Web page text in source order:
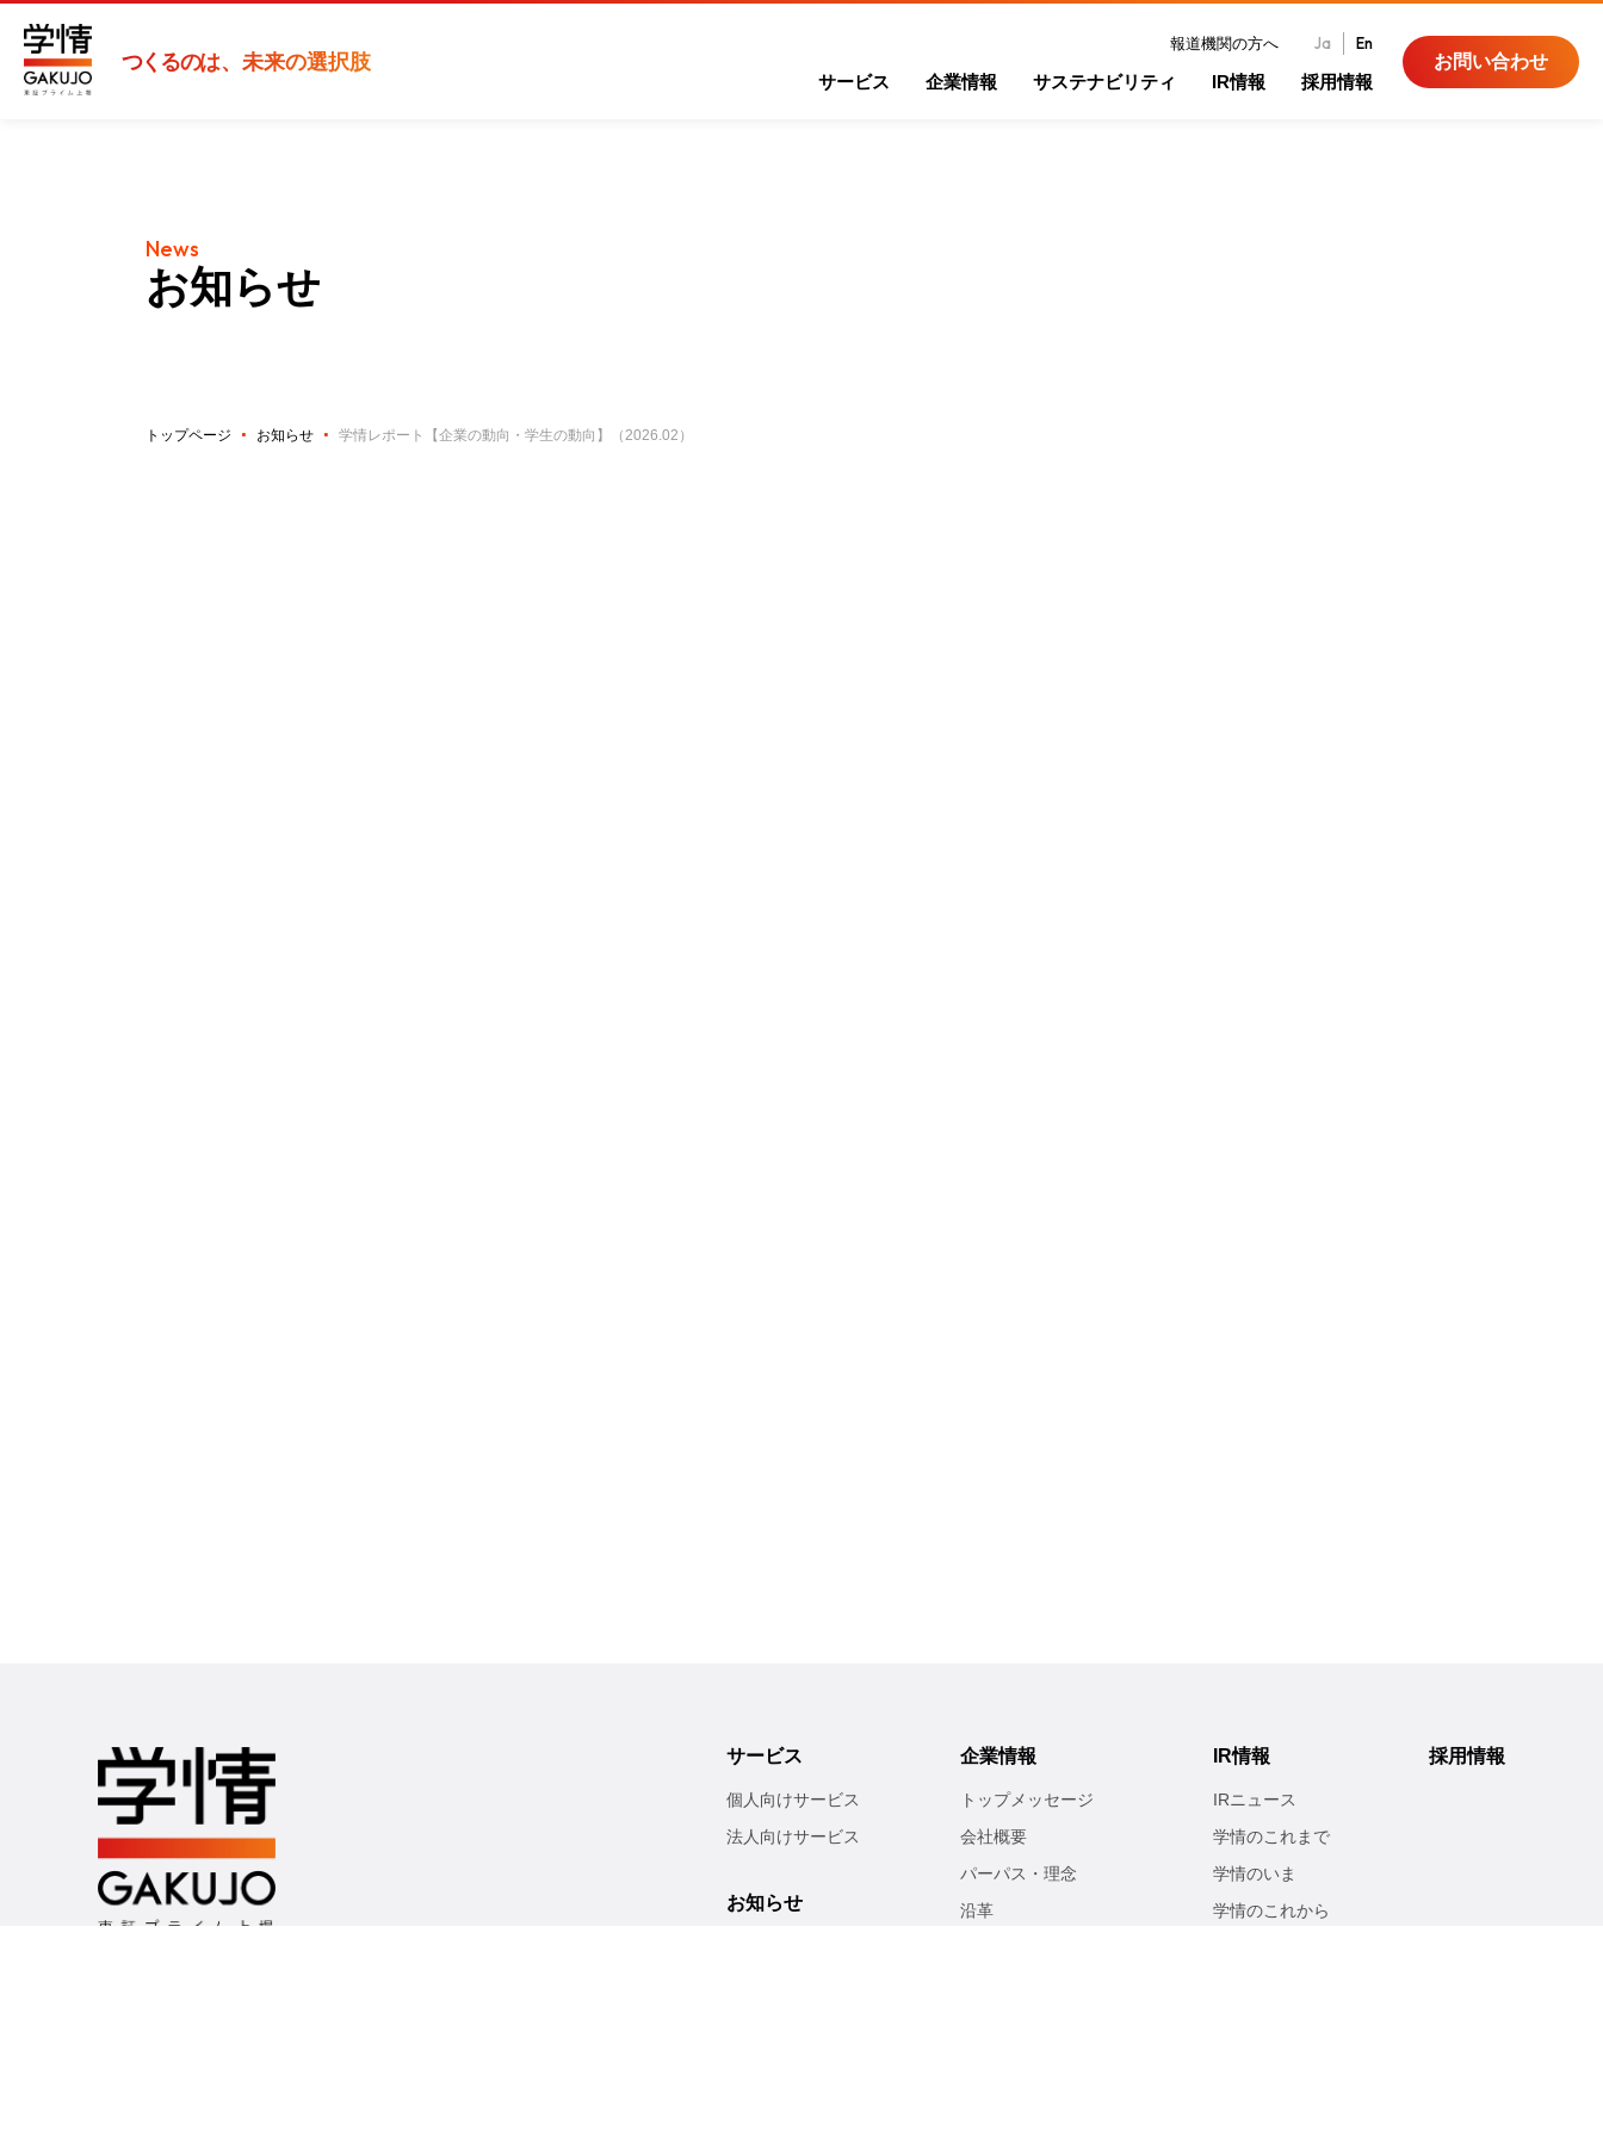
つくるのは、未来の選択肢
報道機関の方へ Ja En
サービス 企業情報 サステナビリティ IR情報 採用情報
お問い合わせ
News
お知らせ
トップページ お知らせ 学情レポート【企業の動向・学生の動向】（2026.02）
サービス
個人向けサービス
法人向けサービス
お知らせ
企業情報
トップメッセージ
会社概要
パーパス・理念
沿革
IR情報
IRニュース
学情のこれまで
学情のいま
学情のこれから
採用情報